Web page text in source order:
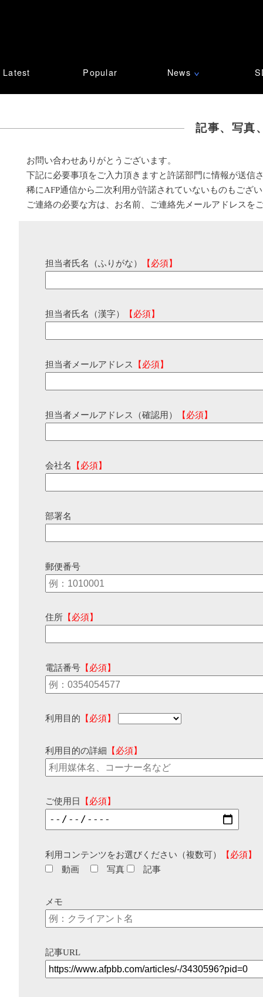
Latest Popular News ∨
記事、写真
お問い合わせありがとうございます。
下記に必要事項をご入力頂きますと許諾部門に情報が送信
稀にAFP通信から二次利用が許諾されていないものもござ
ご連絡の必要な方は、お名前、ご連絡先メールアドレスを
担当者氏名（ふりがな） 【必須】
担当者氏名（漢字） 【必須】
担当者メールアドレス 【必須】
担当者メールアドレス（確認用） 【必須】
会社名 【必須】
部署名
郵便番号
住所 【必須】
電話番号 【必須】
利用目的 【必須】
利用目的の詳細 【必須】
ご使用日 【必須】
利用コンテンツをお選びください（複数可）
【必須】
動画
写真 記事
メモ
記事URL